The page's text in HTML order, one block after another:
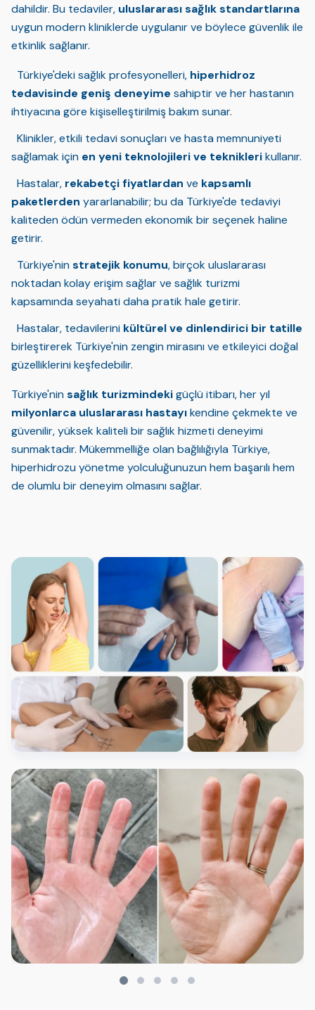
dahildir. Bu tedaviler, uluslararası sağlık standartlarına
uygun modern kliniklerde uygulanır ve böylece güvenlik ile
etkinlik sağlanır.
Türkiye'deki sağlık profesyonelleri, hiperhidroz
tedavisinde geniş deneyime sahiptir ve her hastanın
ihtiyacına göre kişiselleştirilmiş bakım sunar.
Klinikler, etkili tedavi sonuçları ve hasta memnuniyeti
sağlamak için en yeni teknolojileri ve tekniklerikullanır.
Hastalar, rekabetçi fiyatlardan ve kapsamlı
paketlerden yararlanabilir; bu da Türkiye'de tedaviyi
kaliteden ödün vermeden ekonomik bir seçenek haline
getirir.
Türkiye'ninstratejik konumu, birçok uluslararası
noktadan kolay erişim sağlar ve sağlık turizmi
kapsamında seyahati daha pratik hale getirir.
Hastalar, tedavilerini kültürel ve dinlendirici bir tatille
birleştirerek Türkiye'nin zengin mirasını ve etkileyici doğal
güzelliklerini keşfedebilir.
Türkiye'ninsağlık turizmindekigüçlü itibarı, her yıl
milyonlarca uluslararası hastayıkendine çekmekte ve
güvenilir, yüksek kaliteli bir sağlık hizmeti deneyimi
sunmaktadır. Mükemmelliğe olan bağlılığıyla Türkiye,
hiperhidrozu yönetme yolculuğunuzun hem başarılı hem
de olumlu bir deneyim olmasını sağlar.